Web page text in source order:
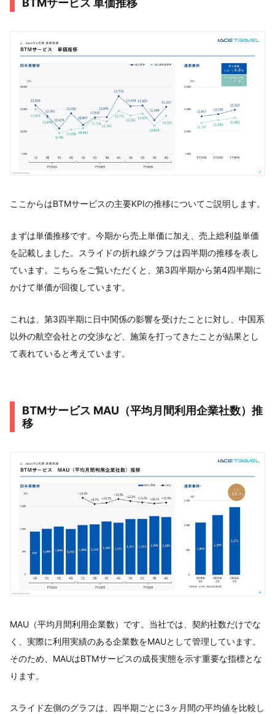
BTMサービス 単価推移
ここからはBTMサービスの主要KPIの推移についてご説明します。
まずは単価推移です。今期から売上単価に加え、売上総利益単価
を記載しました。スライドの折れ線グラフは四半期の推移を表し
ています。こちらをご覧いただくと、第3四半期から第4四半期に
かけて単価が回復しています。
これは、第3四半期に日中関係の影響を受けたことに対し、中国系
以外の航空会社との交渉など、施策を打ってきたことが結果とし
て表れていると考えています。
BTMサービス MAU（平均月間利用企業社数）推
移
MAU（平均月間利用企業数）です。当社では、契約社数だけでな
く、実際に利用実績のある企業数をMAUとして管理しています。
そのため、MAUはBTMサービスの成長実態を示す重要な指標とな
ります。
スライド左側のグラフは、四半期ごとに3ヶ月間の平均値を比較し